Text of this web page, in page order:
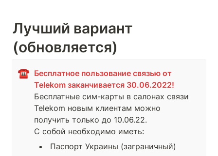
Лучший вариант
(обновляется)
☎️ Бесплатное пользование связью от
Бесплатные сим-карты в салонах связи
Telekom новым клиентам можно
получить только до 10.06.22.
С собой необходимо иметь:
Паспорт Украины (заграничный)